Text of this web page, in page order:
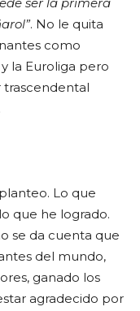
. No le quita
como
la Euroliga pero
trascendental
Lo que
que he logrado.
se da cuenta que
del mundo,
ganado los
agradecido por